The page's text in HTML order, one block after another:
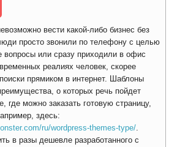
вести какой-либо бизнес без
просто звонили по телефону с целью
вопросы или сразу приходили в офис
реалиях человек, скорее
прямиком в интернет. Шаблоны
о которых речь пойдет
можно заказать готовую страницу,
здесь:
ru/wordpress-themes-type/.
в разы дешевле разработанного с